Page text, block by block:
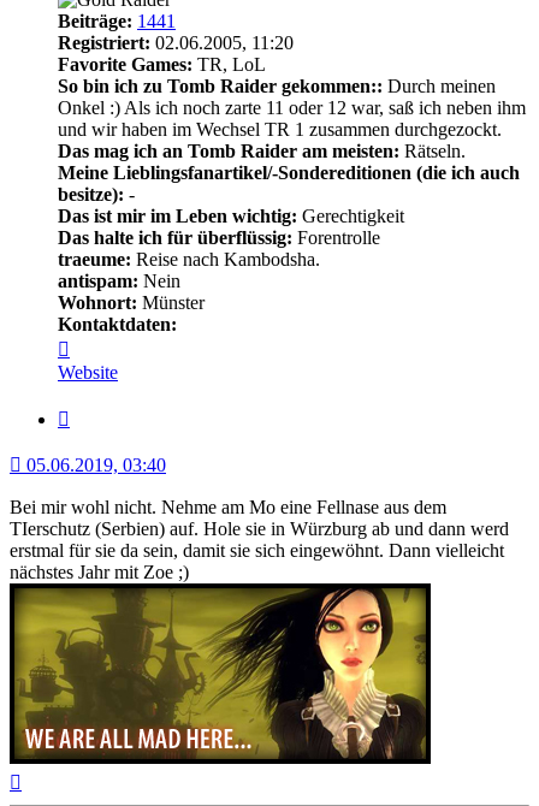
Beiträge: 1441
Registriert: 02.06.2005, 11:20
Favorite Games: TR, LoL
So bin ich zu Tomb Raider gekommen:: Durch meinen
Onkel :) Als ich noch zarte 11 oder 12 war, saß ich neben ihm
und wir haben im Wechsel TR 1 zusammen durchgezockt.
Das mag ich an Tomb Raider am meisten: Rätseln.
Meine Lieblingsfanartikel/-Sondereditionen (die ich auch
besitze): -
Das ist mir im Leben wichtig: Gerechtigkeit
Das halte ich für überflüssig: Forentrolle
traeume: Reise nach Kambodsha.
antispam: Nein
Wohnort: Münster
Kontaktdaten:
von
Shadowless
Website
05.06.2019, 03:40
Bei mir wohl nicht. Nehme am Mo eine Fellnase aus dem
TIerschutz (Serbien) auf. Hole sie in Würzburg ab und dann werd
erstmal für sie da sein, damit sie sich eingewöhnt. Dann vielleicht
nächstes Jahr mit Zoe ;)